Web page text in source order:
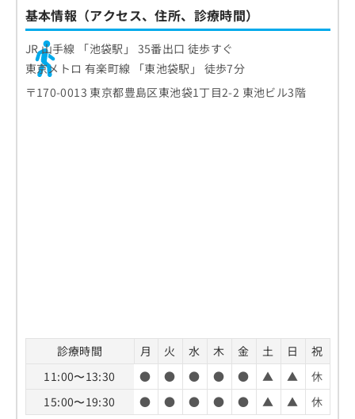
基本情報（アクセス、住所、診療時間）
JR 山手線 「池袋駅」 35番出口 徒歩すぐ
東京メトロ 有楽町線 「東池袋駅」 徒歩7分
〒170-0013 東京都豊島区東池袋1丁目2-2 東池ビル3階
診療時間 月 火 水 木 金 土 日
祝
11:00〜13:30
● ● ● ● ● ▲ ▲
休
15:00〜19:30
● ● ● ● ● ▲ ▲ 休